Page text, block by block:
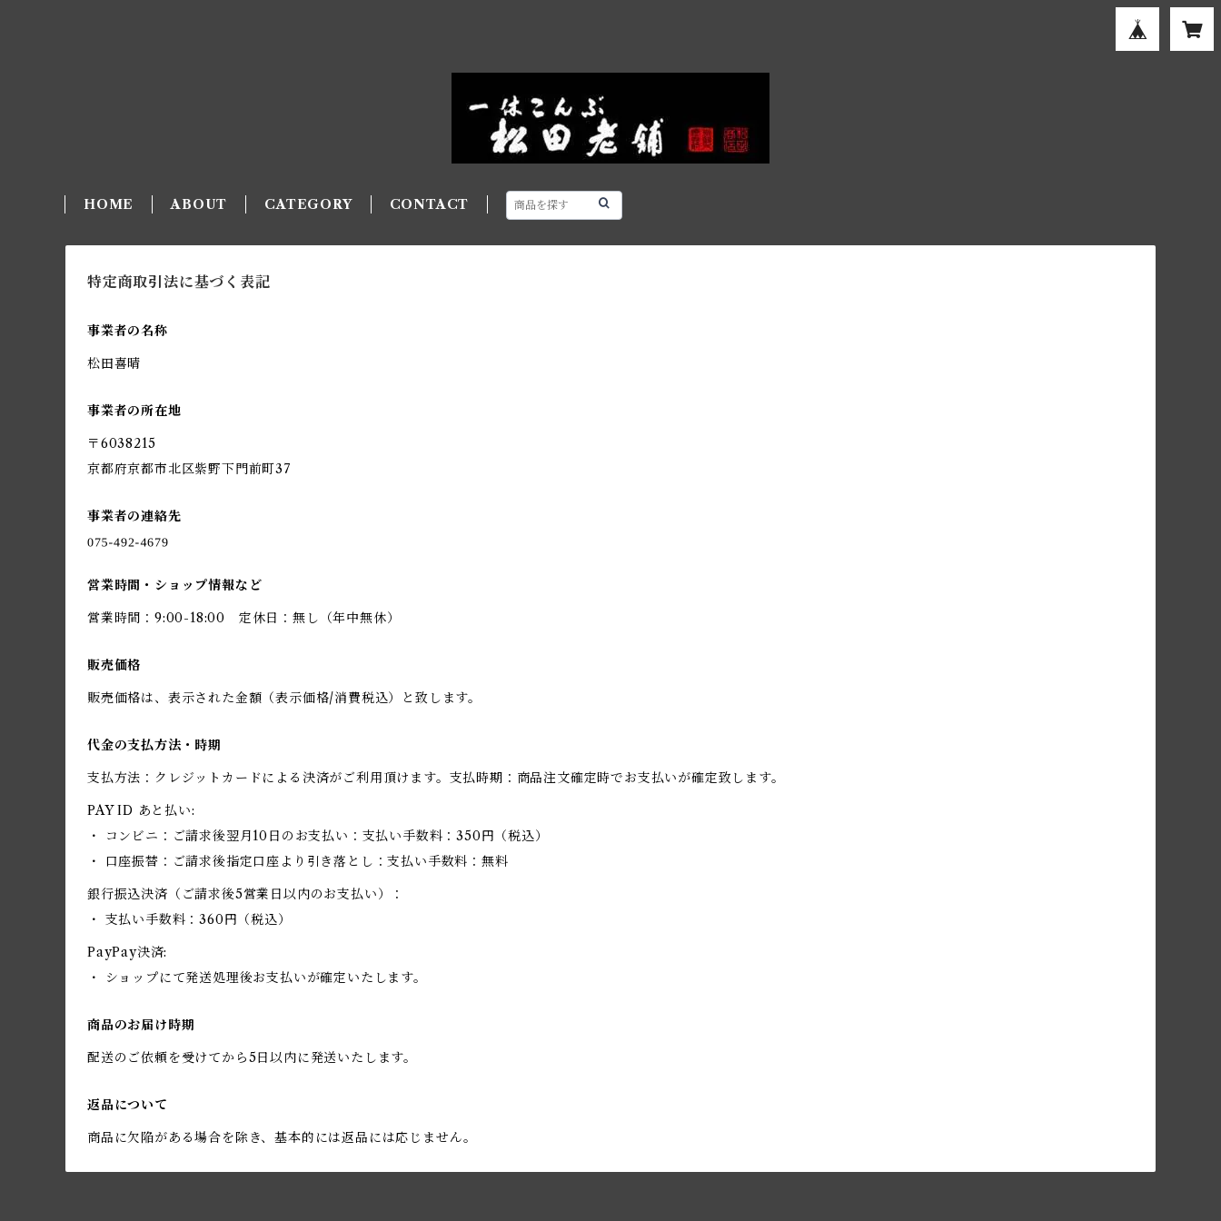
HOME ABOUT CATEGORY CONTACT
特定商取引法に基づく表記
事業者の名称
松田喜晴
事業者の所在地
〒6038215
京都府京都市北区紫野下門前町37
事業者の連絡先
営業時間・ショップ情報など
営業時間：9:00-18:00 定休日：無し（年中無休）
販売価格
販売価格は、表示された金額（表示価格/消費税込）と致します。
代金の支払方法・時期
支払方法：クレジットカードによる決済がご利用頂けます。支払時期：商品注文確定時でお支払いが確定致します。
PAY ID あと払い:
・ コンビニ：ご請求後翌月10日のお支払い：支払い手数料：350円（税込）
・ 口座振替：ご請求後指定口座より引き落とし：支払い手数料：無料
銀行振込決済（ご請求後5営業日以内のお支払い）：
・ 支払い手数料：360円（税込）
PayPay決済:
・ ショップにて発送処理後お支払いが確定いたします。
商品のお届け時期
配送のご依頼を受けてから5日以内に発送いたします。
返品について
商品に欠陥がある場合を除き、基本的には返品には応じません。